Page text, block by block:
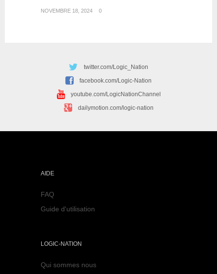
NOVEMBRE 18, 2024 0
twitter.com/Logic_Nation
facebook.com/Logic-Nation
youtube.com/LogicNationChannel
dailymotion.com/logic-nation
AIDE
FAQ
Guide d'utilisation
LOGIC-NATION
Qui sommes nous